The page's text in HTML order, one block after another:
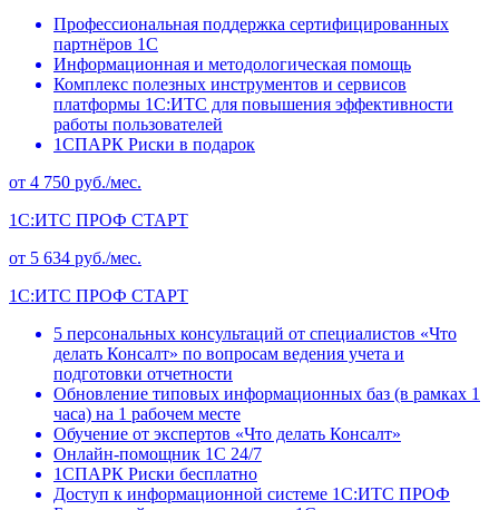
Профессиональная поддержка сертифицированных
партнёров 1С
Информационная и методологическая помощь
Комплекс полезных инструментов и сервисов
платформы 1С:ИТС для повышения эффективности
работы пользователей
1СПАРК Риски в подарок
от 4 750 руб./мес.
1С:ИТС ПРОФ СТАРТ
от 5 634 руб./мес.
1С:ИТС ПРОФ СТАРТ
5 персональных консультаций от специалистов «Что
делать Консалт» по вопросам ведения учета и
подготовки отчетности
Обновление типовых информационных баз (в рамках 1
часа) на 1 рабочем месте
Обучение от экспертов «Что делать Консалт»
Онлайн-помощник 1С 24/7
1СПАРК Риски бесплатно
Доступ к информационной системе 1С:ИТС ПРОФ